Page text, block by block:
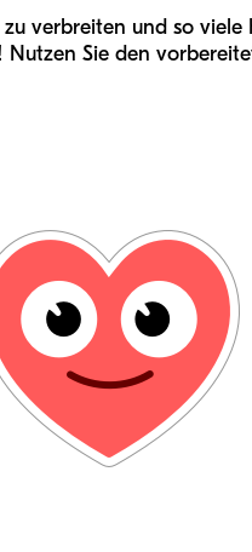
verbreiten und so
Sie den